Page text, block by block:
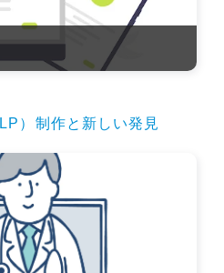
）制作と新しい発見